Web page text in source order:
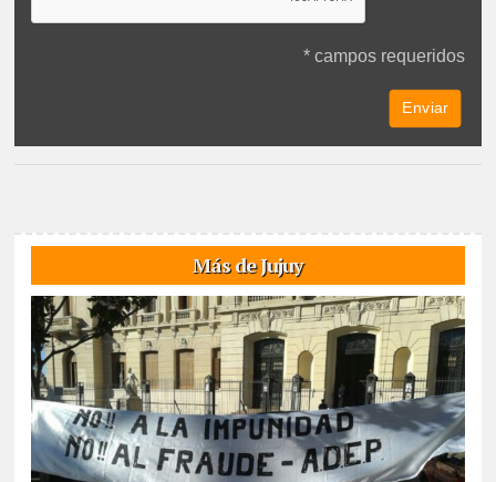
* campos requeridos
Más de Jujuy
06/08/2026 De cara a las elecciones nacionales de CTERA del 2